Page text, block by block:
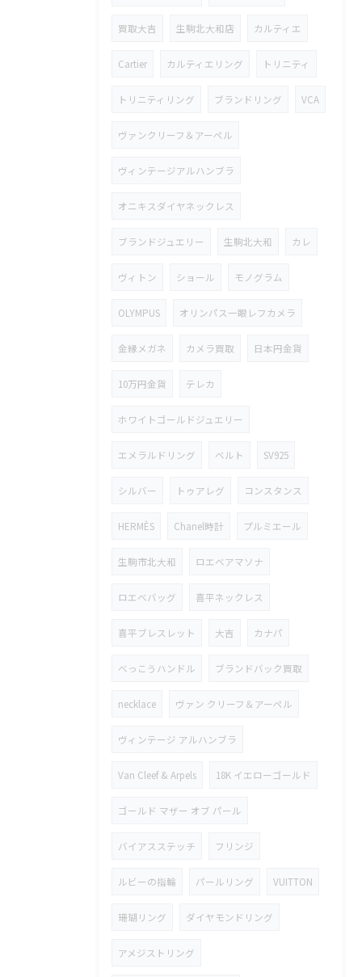
買取大吉 生駒北大和店 カルティエ
Cartier カルティエリング トリニティ
トリニティリング ブランドリング VCA
ヴァンクリーフ＆アーペル
ヴィンテージアルハンブラ
オニキスダイヤネックレス
ブランドジュエリー 生駒北大和 カレ
ヴィトン ショール モノグラム
OLYMPUS オリンパス一眼レフカメラ
金縁メガネ カメラ買取 日本円金貨
10万円金貨 テレカ
ホワイトゴールドジュエリー
エメラルドリング ベルト SV925
シルバー トゥアレグ コンスタンス
HERMÈS Chanel時計 プルミエール
生駒市北大和 ロエベアマソナ
ロエベバッグ 喜平ネックレス
喜平ブレスレット 大吉 カナパ
べっこうハンドル ブランドバック買取
necklace ヴァン クリーフ＆アーペル
ヴィンテージ アルハンブラ
Van Cleef & Arpels 18K イエローゴールド
ゴールド マザー オブ パール
バイアスステッチ フリンジ
ルビーの指輪 パールリング VUITTON
珊瑚リング ダイヤモンドリング
アメジストリング